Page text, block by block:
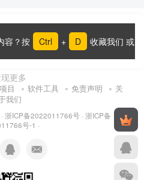
容？按 Ctrl + D 收藏我们 或
更多
目 软件工具 免责声明
关
我们
· 浙ICP备2022011766号 · 浙ICP备
号-1 ·